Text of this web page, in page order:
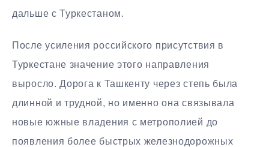
дальше с Туркестаном.
После усиления российского присутствия в
Туркестане значение этого направления
выросло. Дорога к Ташкенту через степь была
длинной и трудной, но именно она связывала
новые южные владения с метрополией до
появления более быстрых железнодорожных